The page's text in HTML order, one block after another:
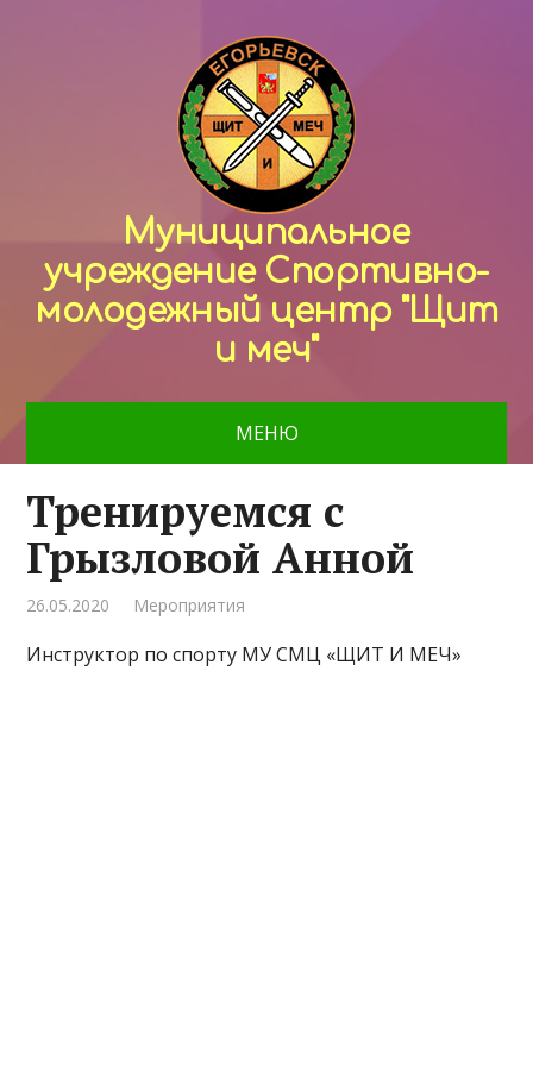
Муниципальное
учреждение Спортивно-
молодежный центр "Щит
и меч"
МЕНЮ
Тренируемся с
Грызловой Анной
26.05.2020 Мероприятия
Инструктор по спорту МУ СМЦ «ЩИТ И МЕЧ»